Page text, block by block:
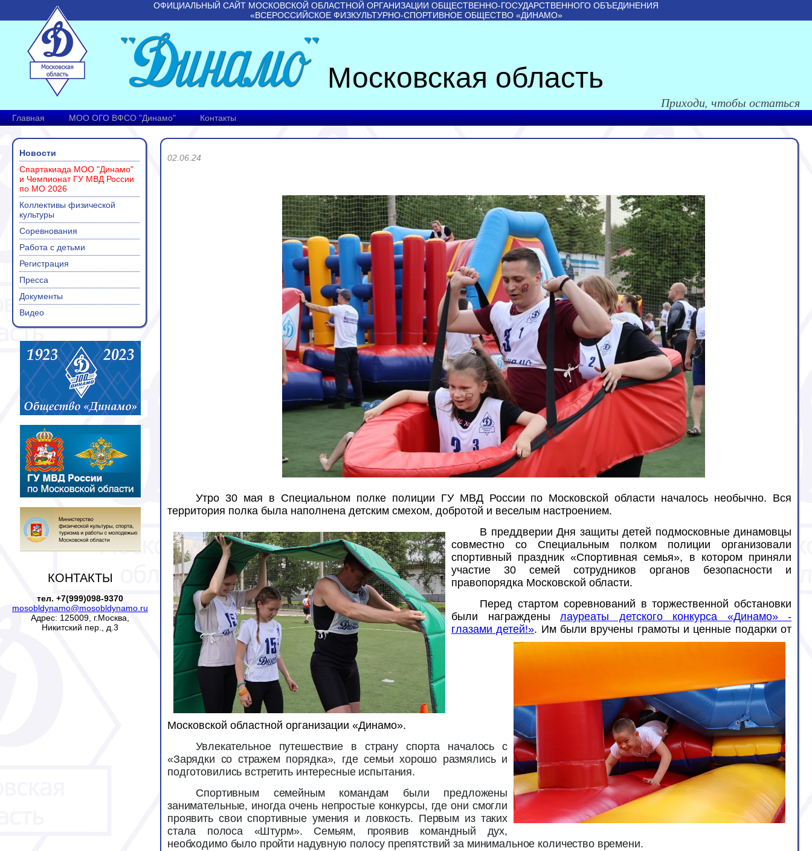
ОФИЦИАЛЬНЫЙ САЙТ МОСКОВСКОЙ ОБЛАСТНОЙ ОРГАНИЗАЦИИ ОБЩЕСТВЕННО-ГОСУДАРСТВЕННОГО ОБЪЕДИНЕНИЯ
«ВСЕРОССИЙСКОЕ ФИЗКУЛЬТУРНО-СПОРТИВНОЕ ОБЩЕСТВО «ДИНАМО»
Московская область
Приходи, чтобы остаться
Главная МОО ОГО ВФСО "Динамо" Контакты
Новости
Спартакиада МОО "Динамо"
и Чемпионат ГУ МВД России
по МО 2026
Коллективы физической
культуры
Соревнования
Работа с детьми
Регистрация
Пресса
Документы
Видео
КОНТАКТЫ
тел. +7(999)098-9370
mosobldynamo@mosobldynamo.ru
Адрес: 125009, г.Москва,
Никитский пер., д.3
02.06.24
Утро 30 мая в Специальном полке полиции ГУ МВД России по Московской области началось необычно. Вся
территория полка была наполнена детским смехом, добротой и веселым настроением.
В преддверии Дня защиты детей подмосковные динамовцы
совместно со Специальным полком полиции организовали
спортивный праздник «Спортивная семья», в котором приняли
участие 30 семей сотрудников органов безопасности и
правопорядка Московской области.
Перед стартом соревнований в торжественной обстановки
были награждены лауреаты детского конкурса «Динамо» -
глазами детей!». Имбыли вручены грамоты и ценные подарки от
Московской областной организации «Динамо».
Увлекательное путешествие в страну спорта началось с
«Зарядки со стражем порядка», где семьи хорошо размялись и
подготовились встретить интересные испытания.
Спортивным семейным командам были предложены
занимательные, иногда очень непростые конкурсы, где они смогли
проявить свои спортивные умения и ловкость. Первым из таких
стала полоса «Штурм». Семьям, проявив командный дух,
необходимо было пройти надувную полосу препятствий за минимальное количество времени.